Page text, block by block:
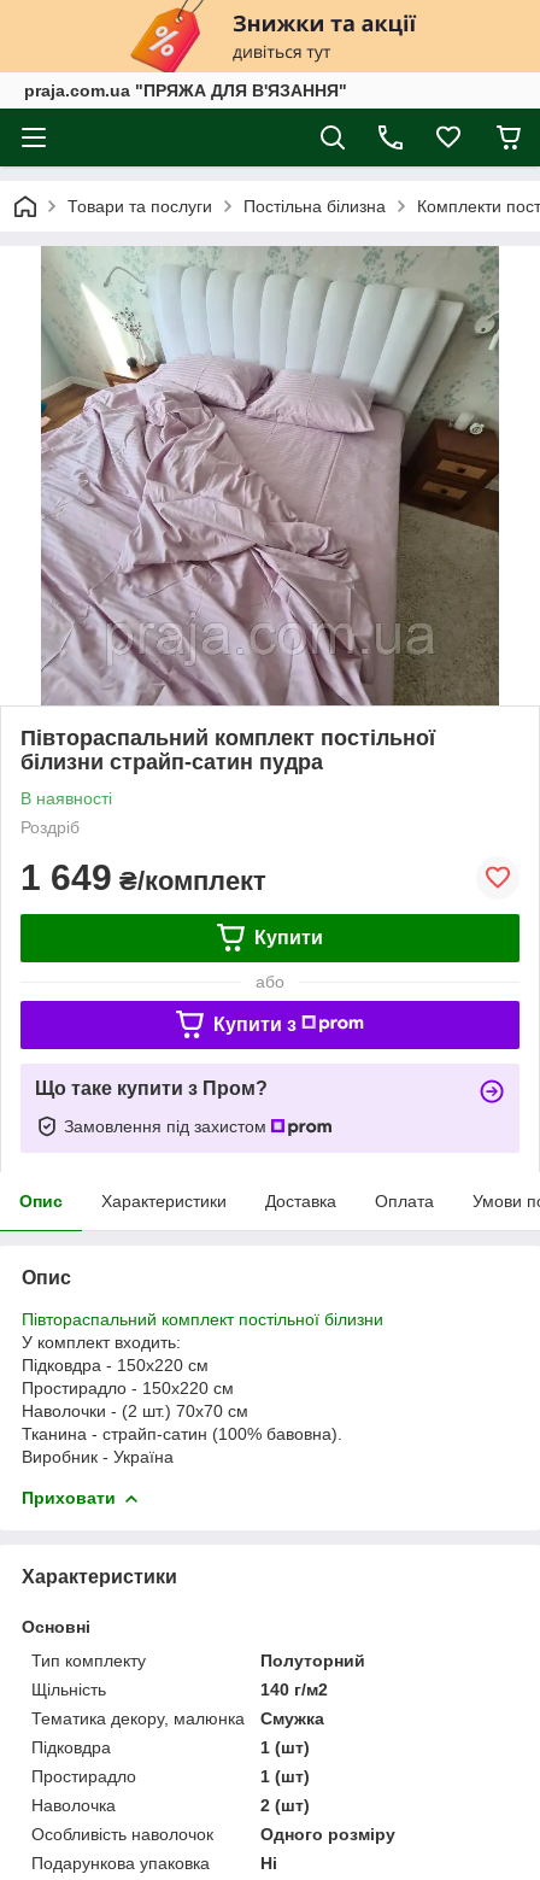
praja.com.ua "ПРЯЖА ДЛЯ В'ЯЗАННЯ"
Товари та послуги Постільна білизна Комплекти
Півтораспальний комплект постільної
білизни страйп-сатин пудра
В наявності
Роздріб
1 649 ₴/комплект
Купити
або
Купити з
Що таке купити з Пром?
Замовлення під захистом
Опис Характеристики Доставка Оплата Умови
Опис
Півтораспальний комплект постільної білизни
У комплект входить:
Підковдра - 150x220 см
Простирадло - 150х220 см
Наволочки - (2 шт.) 70х70 см
Тканина - страйп-сатин (100% бавовна).
Виробник - Україна
Приховати
Характеристики
Основні
Тип комплекту
Полуторний
Щільність
140 г/м2
Тематика декору, малюнка
Смужка
Підковдра
1 (шт)
Простирадло
1 (шт)
Наволочка
2 (шт)
Особливість наволочок
Одного розміру
Подарункова упаковка
Ні